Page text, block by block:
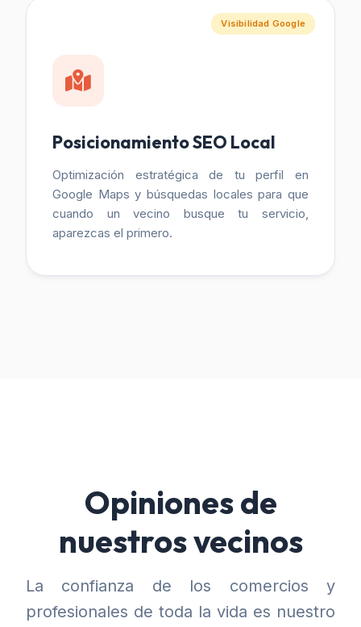
Visibilidad Google
Posicionamiento SEO Local
Optimización estratégica de tu perfil en
Google Maps y búsquedas locales para que
cuando un vecino busque tu servicio,
aparezcas el primero.
Opiniones de
nuestros vecinos
La confianza de los comercios y
profesionales de toda la vida es nuestro